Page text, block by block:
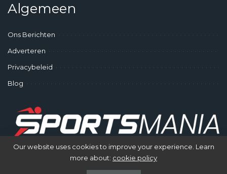
Algemeen
Ons Berichten
Adverteren
Privacybeleid
Blog
Our website uses cookies to improve your experience. Learn
more about: cookie policy